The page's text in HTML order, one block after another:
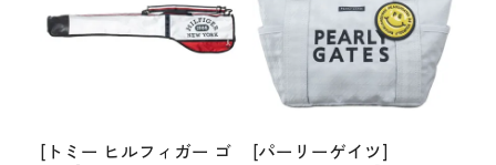
[トミー ヒルフィガー ゴ
[パーリーゲイツ]